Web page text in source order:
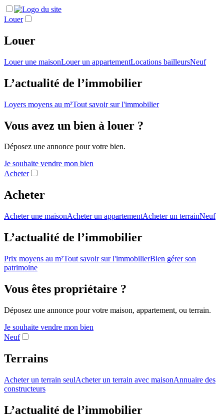
Louer
Louer
Louer une maisonLouer un appartementLocations bailleursNeuf
L’actualité de l’immobilier
Loyers moyens au m²Tout savoir sur l'immobilier
Vous avez un bien à louer ?
Déposez une annonce pour votre bien.
Je souhaite vendre mon bien
Acheter
Acheter
Acheter une maisonAcheter un appartementAcheter un terrainNeuf
L’actualité de l’immobilier
Prix moyens au m²Tout savoir sur l'immobilierBien gérer son
patrimoine
Vous êtes propriétaire ?
Déposez une annonce pour votre maison, appartement, ou terrain.
Je souhaite vendre mon bien
Neuf
Terrains
Acheter un terrain seulAcheter un terrain avec maisonAnnuaire des
constructeurs
L’actualité de l’immobilier